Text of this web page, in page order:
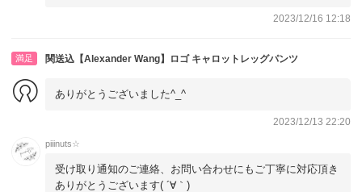
2023/12/16 12:18
満足 関送込【Alexander Wang】ロゴ キャロットレッグパンツ
ありがとうございました^_^
2023/12/13 22:20
piiinuts☆
受け取り通知のご連絡、お問い合わせにもご丁寧に対応頂き
ありがとうございます( ´∀｀)